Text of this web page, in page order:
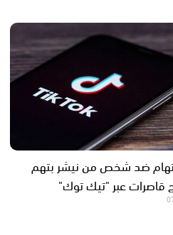
ضد شخص من نيشر بتهم
قاصرات عبر "تيك توك"